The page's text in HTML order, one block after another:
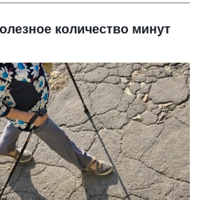
количество минут